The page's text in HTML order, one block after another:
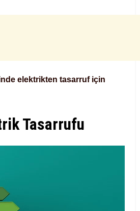
elektrikten tasarruf için
Tasarrufu